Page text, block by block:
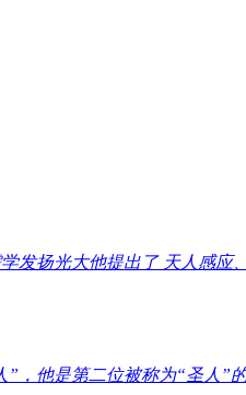
发扬光大他提出了 天人感应
，他是第二位被称为“圣人”的